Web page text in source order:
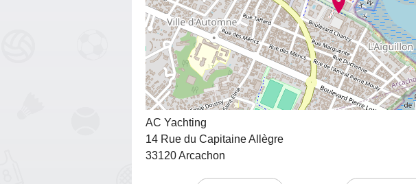
AC Yachting
14 Rue du Capitaine Allègre
33120 Arcachon